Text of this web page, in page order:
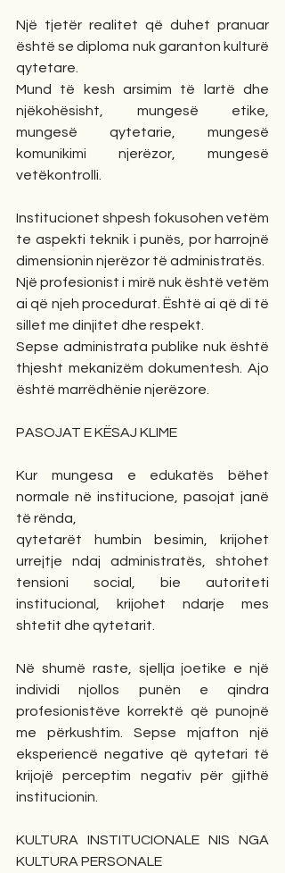
Një tjetër realitet që duhet pranuar
është se diploma nuk garanton kulturë
qytetare.
Mund të kesh arsimim të lartë dhe
njëkohësisht, mungesë etike,
mungesë qytetarie, mungesë
komunikimi njerëzor, mungesë
vetëkontrolli.
Institucionet shpesh fokusohen vetëm
te aspekti teknik i punës, por harrojnë
dimensionin njerëzor të administratës.
Një profesionist i mirë nuk është vetëm
ai që njeh procedurat. Është ai që di të
sillet me dinjitet dhe respekt.
Sepse administrata publike nuk është
thjesht mekanizëm dokumentesh. Ajo
është marrëdhënie njerëzore.
PASOJAT E KËSAJ KLIME
Kur mungesa e edukatës bëhet
normale në institucione, pasojat janë
të rënda,
qytetarët humbin besimin, krijohet
urrejtje ndaj administratës, shtohet
tensioni social, bie autoriteti
institucional, krijohet ndarje mes
shtetit dhe qytetarit.
Në shumë raste, sjellja joetike e një
individi njollos punën e qindra
profesionistëve korrektë që punojnë
me përkushtim. Sepse mjafton një
eksperiencë negative që qytetari të
krijojë perceptim negativ për gjithë
institucionin.
KULTURA INSTITUCIONALE NIS NGA
KULTURA PERSONALE